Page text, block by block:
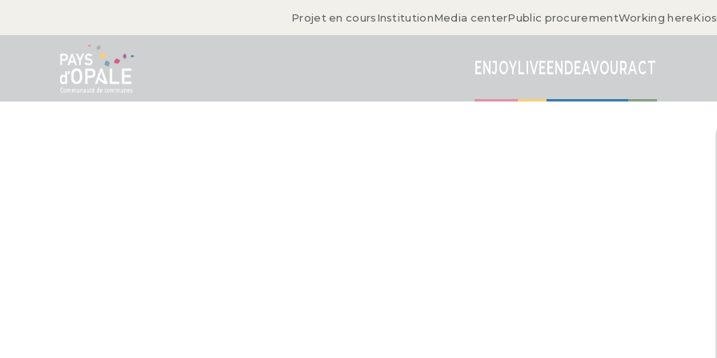
Projet en coursInstitutionMedia centerPublic procurementWorking here
ENJOYLIVEENDEAVOURACT